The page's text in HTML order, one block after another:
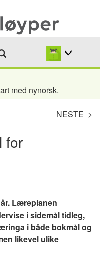
med nynorsk.
NESTE >
for
Læreplanen
i sidemål tidleg,
i både bokmål og
likevel ulike